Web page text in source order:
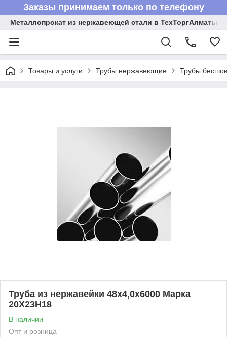
Заказы принимаем только по телефону
Металлопрокат из нержавеющей стали в ТехТоргАлматы
Товары и услуги Трубы нержавеющие Трубы
Труба из нержавейки 48х4,0х6000 Марка
20Х23Н18
В наличии
Опт и розница